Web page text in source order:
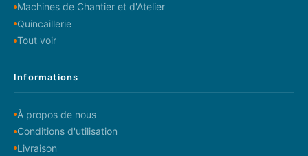
Machines de Chantier et d'Atelier
Quincaillerie
Tout voir
Informations
À propos de nous
Conditions d'utilisation
Livraison